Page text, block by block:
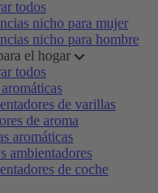
todos
nicho para mujer
nicho para hombre
el hogar
todos
de varillas
de aroma
aromáticas
ambientadores
de coche